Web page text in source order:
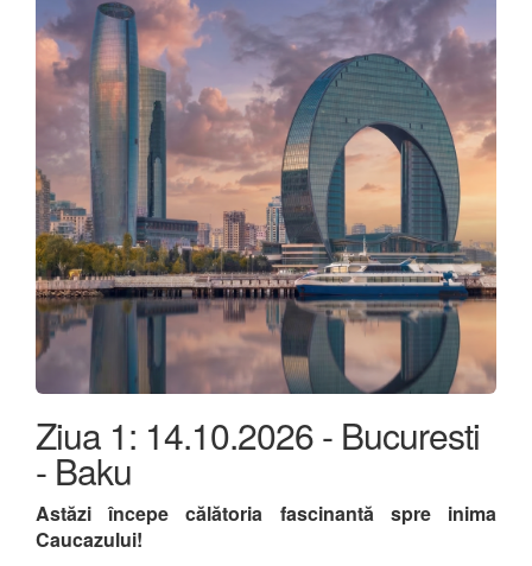
Ziua 1: 14.10.2026 - Bucuresti
- Baku
Astăzi începe călătoria fascinantă spre inima
Caucazului!